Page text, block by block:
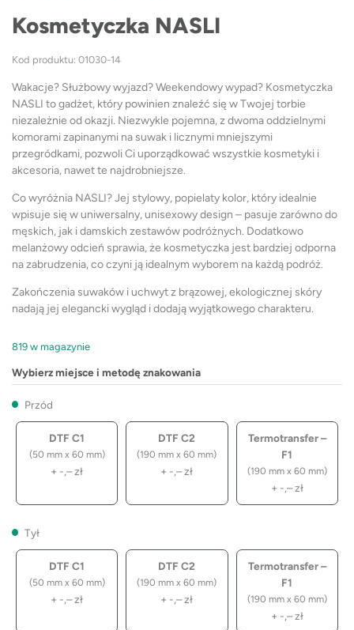
Kosmetyczka NASLI
Kod produktu: 01030-14
Wakacje? Służbowy wyjazd? Weekendowy wypad? Kosmetyczka
NASLI to gadżet, który powinien znaleźć się w Twojej torbie
niezależnie od okazji. Niezwykle pojemna, z dwoma oddzielnymi
komorami zapinanymi na suwak i licznymi mniejszymi
przegródkami, pozwoli Ci uporządkować wszystkie kosmetyki i
akcesoria, nawet te najdrobniejsze.
Co wyróżnia NASLI? Jej stylowy, popielaty kolor, który idealnie
wpisuje się w uniwersalny, unisexowy design – pasuje zarówno do
męskich, jak i damskich zestawów podróżnych. Dodatkowo
melanżowy odcień sprawia, że kosmetyczka jest bardziej odporna
na zabrudzenia, co czyni ją idealnym wyborem na każdą podróż.
Zakończenia suwaków i uchwyt z brązowej, ekologicznej skóry
nadają jej elegancki wygląd i dodają wyjątkowego charakteru.
819 w magazynie
Wybierz miejsce i metodę znakowania
Przód
DTF C1
(50 mm x 60 mm)
+ -,–zł
DTF C2
(190 mm x 60 mm)
+ -,–zł
Termotransfer –
F1
(190 mm x 60 mm)
+ -,–zł
Tył
DTF C1
(50 mm x 60 mm)
+ -,–zł
DTF C2
(190 mm x 60 mm)
+ -,–zł
Termotransfer –
F1
(190 mm x 60 mm)
+ -,–zł